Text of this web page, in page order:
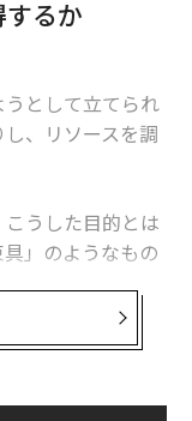
役立った。問題
。
界を超えた組織
パフォーマーは
く可視性をマス
ままだ。
条件を変えてい
るか
として立てられ
、リソースを調
うした目的とは
」のようなもの
まうのだ。こう
応を促すどころ